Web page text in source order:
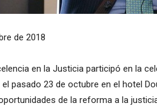
de 2018
en la Justicia participó en la
pasado 23 de octubre en el hotel
de la reforma a la